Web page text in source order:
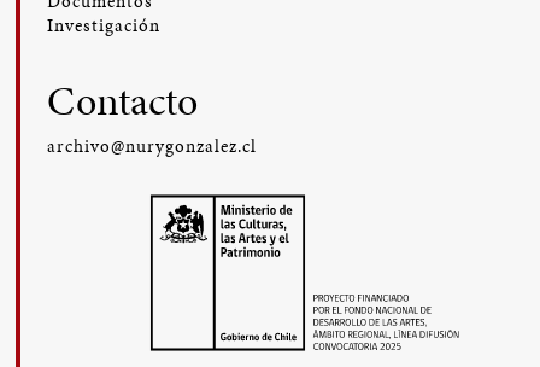
Investigación
Contacto
archivo@nurygonzalez.cl